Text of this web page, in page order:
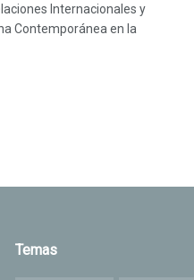
Internacionales y
Contemporánea en la
Temas